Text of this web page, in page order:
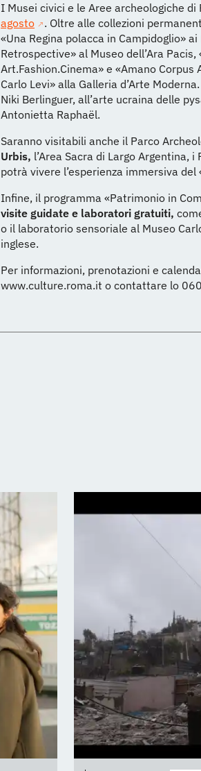
I Musei civici e le Aree archeologiche di
agosto
. Oltre alle collezioni
«Una Regina polacca in Campidoglio»
Retrospective» al Museo dell’Ara
Art.Fashion.Cinema» e «Amano Corpus
Carlo Levi» alla Galleria d’Arte
Niki Berlinguer, all’arte ucraina delle
Antonietta Raphaël.
Saranno visitabili anche il Parco
Urbis, l’Area Sacra di Largo Argentina,
potrà vivere l’esperienza immersiva del
Infine, il programma «Patrimonio in
visite guidate e laboratori gratuiti,
o il laboratorio sensoriale al Museo
inglese.
Per informazioni, prenotazioni e
www.culture.roma.it o contattare lo